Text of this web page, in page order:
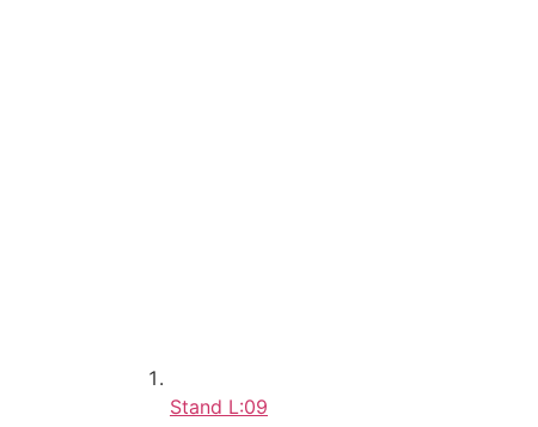
Stand L:09